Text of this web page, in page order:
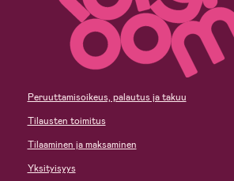
Peruuttamisoikeus, palautus ja takuu
Tilausten toimitus
Tilaaminen ja maksaminen
Yksityisyys